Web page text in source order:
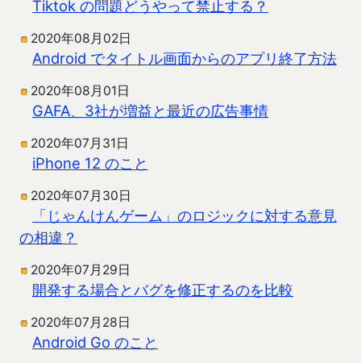
Tiktok の問題どうやって禁止する？
2020年08月02日
Android でタイトル画面からのアプリ終了方法
2020年08月01日
GAFA、3社が増益と最近の広告事情
2020年07月31日
iPhone 12 のこと
2020年07月30日
「じゃんけんゲーム」のロジックに対する意見
の相違？
2020年07月29日
開発する場合とバグを修正するのを比較
2020年07月28日
Android Go のこと